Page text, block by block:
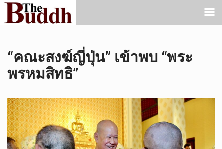
“คณะสงฆ์ญี่ปุ่น” เข้าพบ “พระ
พรหมสิทธิ”